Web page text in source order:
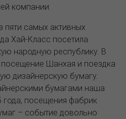
компании.
пяти самых активных
Хай-Класс посетила
народную республику. В
Шанхая и поездка
дизайнерскую бумагу.
бумагами наша
года, посещения фабрик
– событие довольно